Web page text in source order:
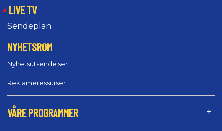
LIVE TV
Sendeplan
NYHETSROM
Nyhetsutsendelser
Reklameressurser
VÅRE PROGRAMMER